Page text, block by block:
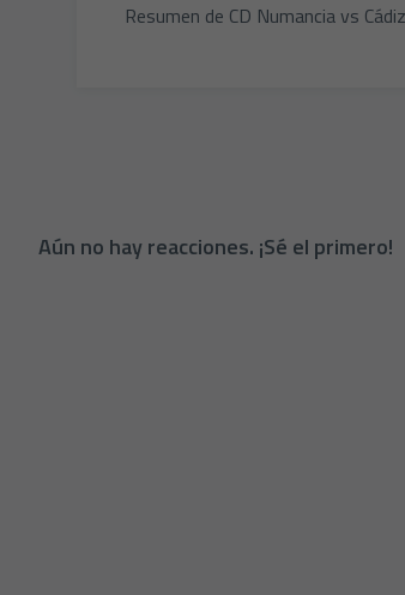
Resumen de CD Numancia vs
Aún no hay reacciones. ¡Sé el primero!